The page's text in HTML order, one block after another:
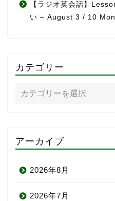
【ラジオ英会話】
い – August 3 / 10
カテゴリー
アーカイブ
2026年8月
2026年7月